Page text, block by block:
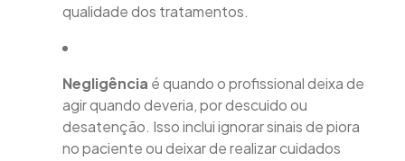
qualidade dos tratamentos.
Negligência é quando o profissional deixa de
agir quando deveria, por descuido ou
desatenção. Isso inclui ignorar sinais de piora
no paciente ou deixar de realizar cuidados